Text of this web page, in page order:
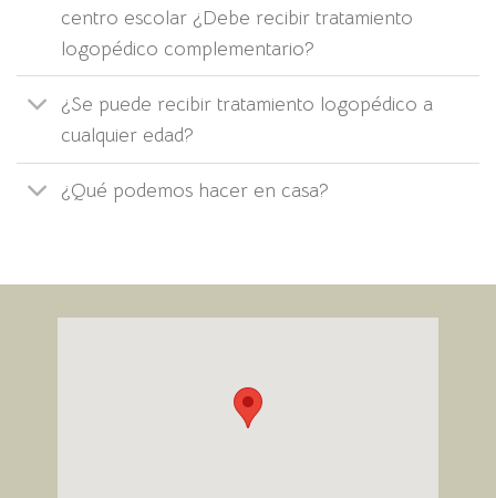
centro escolar ¿Debe recibir tratamiento
logopédico complementario?
¿Se puede recibir tratamiento logopédico a
cualquier edad?
¿Qué podemos hacer en casa?